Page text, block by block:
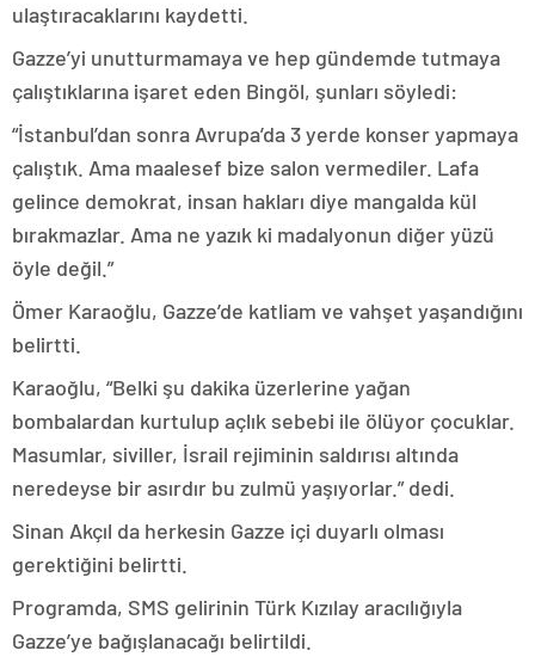
ulaştıracaklarını kaydetti.
Gazze’yi unutturmamaya ve hep gündemde tutmaya
çalıştıklarına işaret eden Bingöl, şunları söyledi:
“İstanbul’dan sonra Avrupa’da 3 yerde konser yapmaya
çalıştık. Ama maalesef bize salon vermediler. Lafa
gelince demokrat, insan hakları diye mangalda kül
bırakmazlar. Ama ne yazık ki madalyonun diğer yüzü
öyle değil.”
Ömer Karaoğlu, Gazze’de katliam ve vahşet yaşandığını
belirtti.
Karaoğlu, “Belki şu dakika üzerlerine yağan
bombalardan kurtulup açlık sebebi ile ölüyor çocuklar.
Masumlar, siviller, İsrail rejiminin saldırısı altında
neredeyse bir asırdır bu zulmü yaşıyorlar.” dedi.
Sinan Akçıl da herkesin Gazze içi duyarlı olması
gerektiğini belirtti.
Programda, SMS gelirinin Türk Kızılay aracılığıyla
Gazze’ye bağışlanacağı belirtildi.